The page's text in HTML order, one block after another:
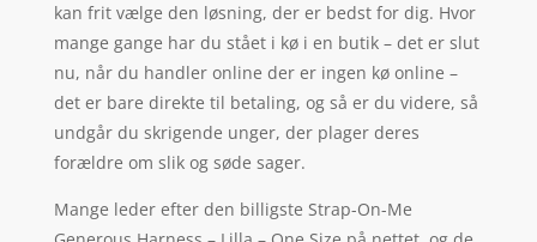
kan frit vælge den løsning, der er bedst for dig. Hvor
mange gange har du stået i kø i en butik – det er slut
nu, når du handler online der er ingen kø online –
det er bare direkte til betaling, og så er du videre, så
undgår du skrigende unger, der plager deres
forældre om slik og søde sager.
Mange leder efter den billigste Strap-On-Me